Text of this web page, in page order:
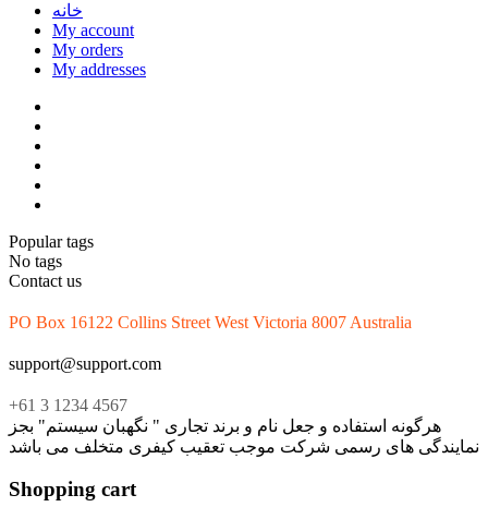
خانه
My account
My orders
My addresses
Popular tags
No tags
Contact us
PO Box 16122 Collins Street West Victoria 8007 Australia
support@support.com
+61 3 1234 4567
هرگونه استفاده و جعل نام و برند تجاری " نگهبان سیستم" بجز
نمایندگی های رسمی شرکت موجب تعقیب کیفری متخلف می باشد
Shopping cart